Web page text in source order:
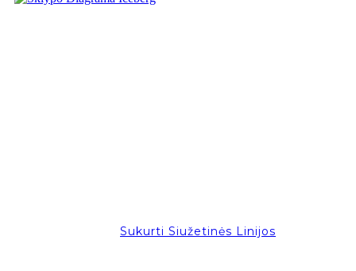
Sukurti Siužetinės Linijos